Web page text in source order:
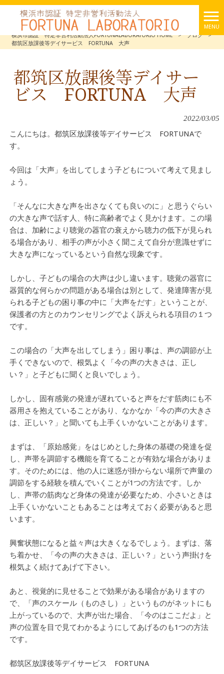
MENU
横浜市認証 特定非営利活動法人FORTUNALABORATORIO HOME
> ブログ
>
都筑区放課後等デイサービス FORTUNA 大声
都筑区放課後等デイサー
ビス FORTUNA 大声
2022/03/05
こんにちは。都筑区放課後等デイサービス FORTUNAで
す。
今回は「大声」を出してしまう子どもについて考えて見まし
ょう。
「そんなに大きな声を出さなくても良いのに」と思うぐらい
の大きな声で話す人、特に高齢者でよく見かけます。この場
合は、加齢により聴覚の器官の衰えから聴力の低下が見られ
る場合があり、相手の声が小さく聞こえて自分が意識せずに
大きな声になっているという自然な現象です。
しかし、子どもの場合の大声は少し違います。聴覚の器官に
器質的な何らかの問題がある場合は別として、発達障害が見
られる子どもの困り事の中に「大声をだす」ということが、
保護者の方とのカウンセリングでよく訴えられる項目の１つ
です。
この場合の「大声を出してしまう」困り事は、声の調節が上
手くできないので、根気よく「今の声の大きさは、正し
い？」と子どもに聞くと良いでしょう。
しかし、固有感覚の発達が遅れていると声をだす筋肉にも不
器用さを抱えていることがあり、なかなか「今の声の大きさ
は、正しい？」と聞いても上手くいかないことがあります。
まずは、「原始感覚」をはじめとした身体の基礎の発達を促
し、声帯を調節する機能を育てることが有効な場合がありま
す。そのためには、他の人に迷惑が掛からない場所で声量の
調節をする経験を積んでいくことが1つの方法です。しか
し、声帯の筋肉など身体の発達が必要なため、小さいときは
上手くいかないこともあることは考えておく必要があると思
います。
興奮状態になると益々声は大きくなるでしょう。まずは、落
ち着かせ、「今の声の大きさは、正しい？」という声掛けを
根気よく続けてあげて下さい。
あと、視覚的に見せることで効果がある場合がありますの
で、「声のスケール（ものさし）」というものがネットにも
上がっているので、大声が出た場合、「今のはここだよ」と
声の位置を目で見てわかるようにしてあげるのも1つの方法
です。
都筑区放課後等デイサービス FORTUNA